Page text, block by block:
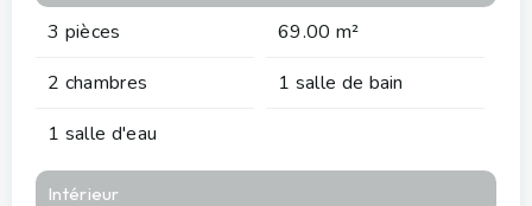
3 pièces
69.00 m²
2 chambres
1 salle de bain
1 salle d'eau
Intérieur